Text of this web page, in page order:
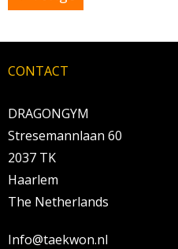
CONTACT
DRAGONGYM
Stresemannlaan 60
2037 TK
Haarlem
The Netherlands
Info@taekwon.nl